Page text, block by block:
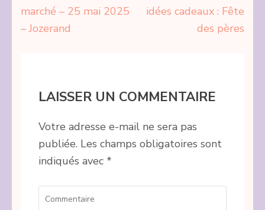
Navigation
de
marché – 25 mai 2025
– Jozerand
idées cadeaux : Fête
des pères
LAISSER UN COMMENTAIRE
Votre adresse e-mail ne sera pas
publiée. Les champs obligatoires sont
indiqués avec *
Commentaire